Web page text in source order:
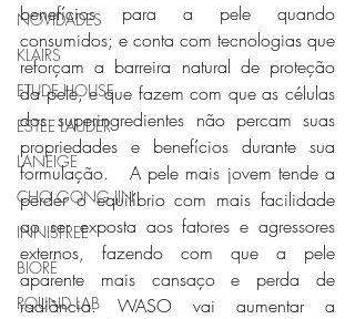
NOVIDADES
KLAIRS
ETUDE HOUSE
ESTEE LAUDER
LANEIGE
CHO GONG JIN
INNISFREE
BIORÉ
ROUND LAB
benefícios para a pele quando
consumidos; e conta com tecnologias que
reforçam a barreira natural de proteção
da pele, e que fazem com que as células
dos superingredientes não percam suas
propriedades e benefícios durante sua
formulação.   A pele mais jovem tende a
perder o equilíbrio com mais facilidade
ao ser exposta aos fatores e agressores
externos, fazendo com que a pele
aparente mais cansaço e perda de
radiância. WASO vai aumentar a